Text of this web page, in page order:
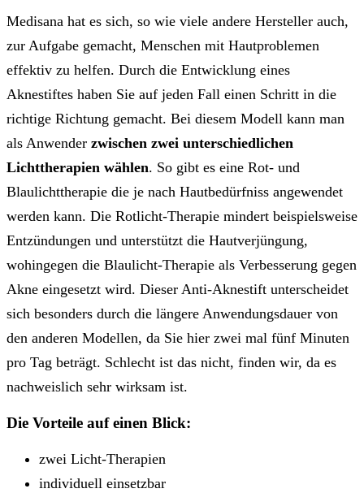
Medisana hat es sich, so wie viele andere Hersteller auch,
zur Aufgabe gemacht, Menschen mit Hautproblemen
effektiv zu helfen. Durch die Entwicklung eines
Aknestiftes haben Sie auf jeden Fall einen Schritt in die
richtige Richtung gemacht. Bei diesem Modell kann man
als Anwender zwischen zwei unterschiedlichen
Lichttherapien wählen. So gibt es eine Rot- und
Blaulichttherapie die je nach Hautbedürfniss angewendet
werden kann. Die Rotlicht-Therapie mindert beispielsweise
Entzündungen und unterstützt die Hautverjüngung,
wohingegen die Blaulicht-Therapie als Verbesserung gegen
Akne eingesetzt wird. Dieser Anti-Aknestift unterscheidet
sich besonders durch die längere Anwendungsdauer von
den anderen Modellen, da Sie hier zwei mal fünf Minuten
pro Tag beträgt. Schlecht ist das nicht, finden wir, da es
nachweislich sehr wirksam ist.
Die Vorteile auf einen Blick:
zwei Licht-Therapien
individuell einsetzbar